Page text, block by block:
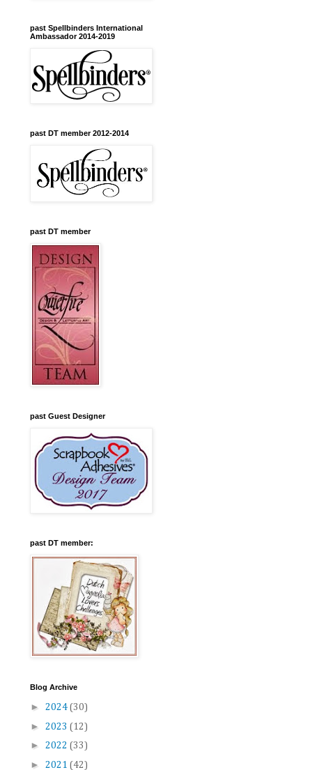
past Spellbinders International
Ambassador 2014-2019
past DT member 2012-2014
past DT member
past Guest Designer
past DT member:
Blog Archive
► 2024 (30)
► 2023 (12)
► 2022 (33)
► 2021 (42)